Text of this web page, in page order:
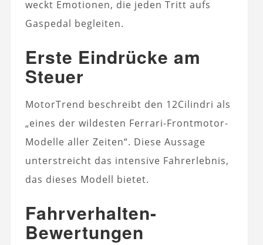
weckt Emotionen, die jeden Tritt aufs
Gaspedal begleiten.
Erste Eindrücke am
Steuer
MotorTrend beschreibt den 12Cilindri als
„eines der wildesten Ferrari-Frontmotor-
Modelle aller Zeiten“. Diese Aussage
unterstreicht das intensive Fahrerlebnis,
das dieses Modell bietet.
Fahrverhalten-
Bewertungen